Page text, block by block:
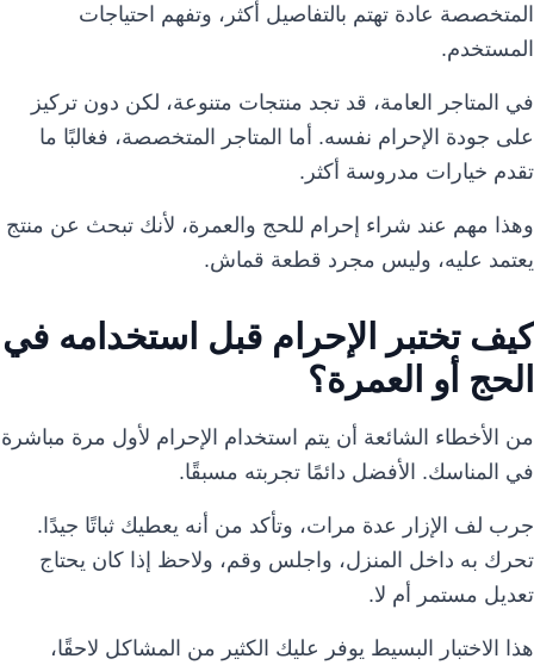
المتخصصة عادة تهتم بالتفاصيل أكثر، وتفهم احتياجات
المستخدم.
في المتاجر العامة، قد تجد منتجات متنوعة، لكن دون تركيز
على جودة الإحرام نفسه. أما المتاجر المتخصصة، فغالبًا ما
تقدم خيارات مدروسة أكثر.
وهذا مهم عند شراء إحرام للحج والعمرة، لأنك تبحث عن منتج
يعتمد عليه، وليس مجرد قطعة قماش.
كيف تختبر الإحرام قبل استخدامه في
الحج أو العمرة؟
من الأخطاء الشائعة أن يتم استخدام الإحرام لأول مرة مباشرة
في المناسك. الأفضل دائمًا تجربته مسبقًا.
جرب لف الإزار عدة مرات، وتأكد من أنه يعطيك ثباتًا جيدًا.
تحرك به داخل المنزل، واجلس وقم، ولاحظ إذا كان يحتاج
تعديل مستمر أم لا.
هذا الاختبار البسيط يوفر عليك الكثير من المشاكل لاحقًا،